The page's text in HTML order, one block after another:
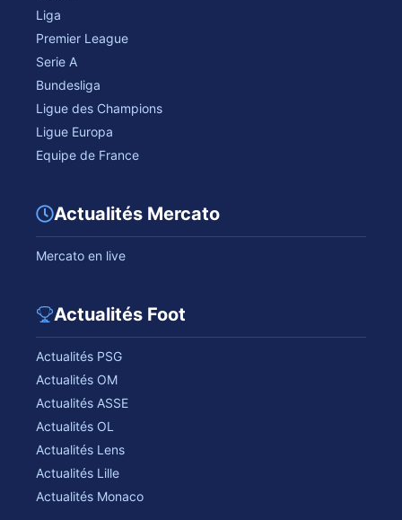
Liga
Premier League
Serie A
Bundesliga
Ligue des Champions
Ligue Europa
Equipe de France
Actualités Mercato
Mercato en live
Actualités Foot
Actualités PSG
Actualités OM
Actualités ASSE
Actualités OL
Actualités Lens
Actualités Lille
Actualités Monaco